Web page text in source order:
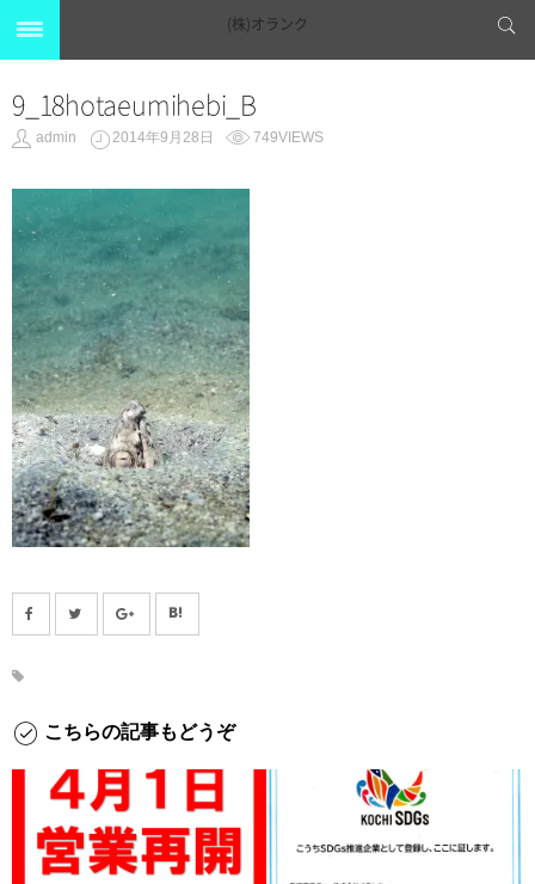
(株)オランク
9_18hotaeumihebi_B
admin 2014年9月28日 749VIEWS
こちらの記事もどうぞ